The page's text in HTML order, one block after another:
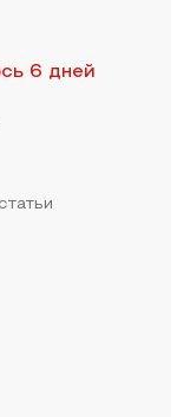
6 дней